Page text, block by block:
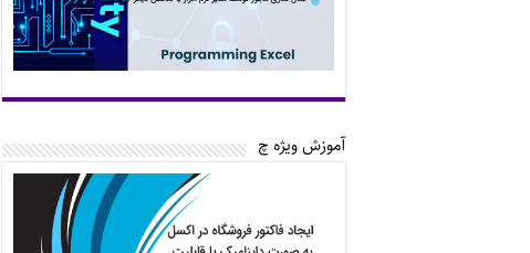
آموزش ویژه چ